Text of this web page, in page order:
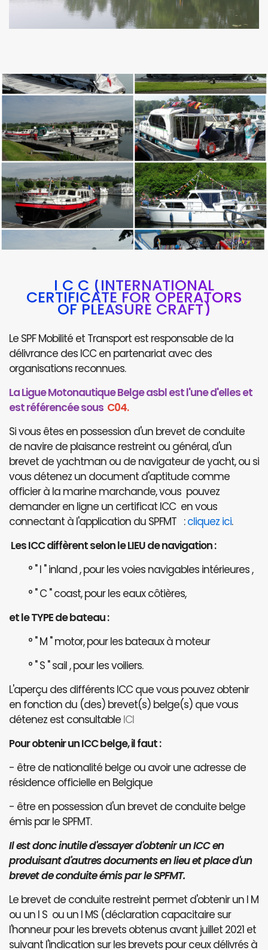
I C C (INTERNATIONAL
CERTIFICATE FOR OPERATORS
OF PLEASURE CRAFT)
Le SPF Mobilité et Transport est responsable de la
délivrance des ICC en partenariat avec des
organisations reconnues.
La Ligue Motonautique Belge asbl est l'une d'elles et
est référencée sous C04.
Si vous êtes en possession d'un brevet de conduite
de navire de plaisance restreint ou général, d'un
brevet de yachtman ou de navigateur de yacht, ou si
vous détenez un document d'aptitude comme
officier à la marine marchande, vous pouvez
demander en ligne un certificat ICC en vous
connectant à l'application du SPFMT :cliquez ici.
Les ICC diffèrent selon le LIEU de navigation :
° " I " inland , pour les voies navigables intérieures ,
° " C " coast, pour les eaux côtières,
et le TYPE de bateau :
° " M " motor, pour les bateaux à moteur
° " S " sail , pour les voiliers.
L'aperçu des différents ICC que vous pouvez obtenir
en fonction du (des) brevet(s) belge(s) que vous
détenez est consultable ICI
Pour obtenir un ICC belge, il faut :
- être de nationalité belge ou avoir une adresse de
résidence officielle en Belgique
- être en possession d'un brevet de conduite belge
émis par le SPFMT.
Il est donc inutile d'essayer d'obtenir un ICC en
produisant d'autres documents en lieu et place d'un
brevet de conduite émis par le SPFMT.
Le brevet de conduite restreint permet d'obtenir un I M
ou un I S ou un I MS (déclaration capacitaire sur
l'honneur pour les brevets obtenus avant juillet 2021 et
suivant l'indication sur les brevets pour ceux délivrés à